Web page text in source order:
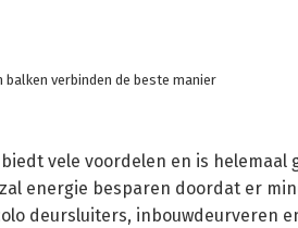
balken verbinden de beste manier
biedt vele voordelen en is helemaal
energie besparen doordat er
deursluiters, inbouwdeurveren